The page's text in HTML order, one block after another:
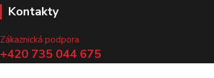
Kontakty
Zákaznická podpora
+420 735 044 675